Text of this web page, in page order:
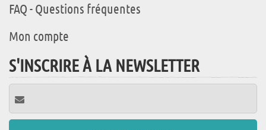
FAQ - Questions fréquentes
Mon compte
S'INSCRIRE À LA NEWSLETTER